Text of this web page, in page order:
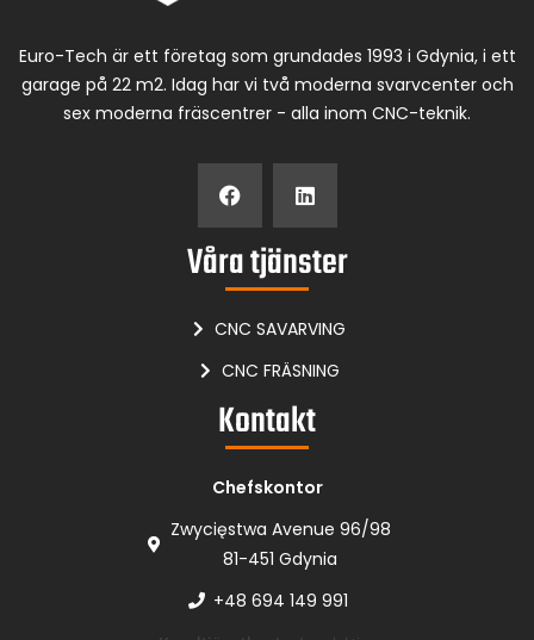
Euro-Tech är ett företag som grundades 1993 i Gdynia, i ett
garage på 22 m2. Idag har vi två moderna svarvcenter och
sex moderna fräscentrer - alla inom CNC-teknik.
Våra tjänster
CNC SAVARVING
CNC FRÄSNING
Kontakt
Chefskontor
Zwycięstwa Avenue 96/98
81-451 Gdynia
+48 694 149 991